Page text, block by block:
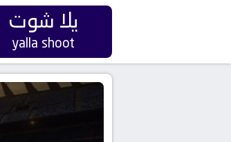
يلا شوت
yalla shoot